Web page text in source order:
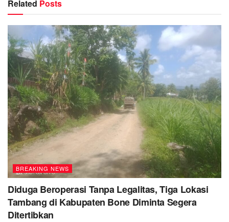
Related Posts
BREAKING NEWS
Diduga Beroperasi Tanpa Legalitas, Tiga Lokasi
Tambang di Kabupaten Bone Diminta Segera
Ditertibkan